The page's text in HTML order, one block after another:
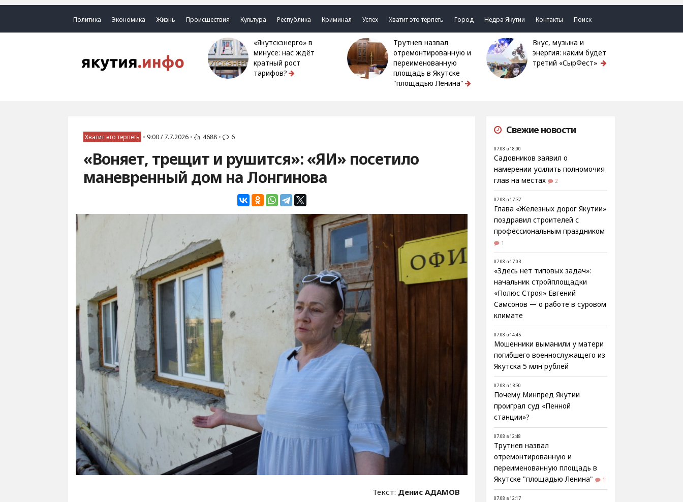
Политика Экономика Жизнь Происшествия Культура Республика Криминал Успех Хватит это терпеть Город Недра Якутии Контакты Поиск
«Якутскэнерго» в
минусе: нас ждёт
кратный рост
тарифов?
Трутнев назвал
отремонтированную и
переименованную
площадь в Якутске
"площадью Ленина"
Вкус, музыка и
энергия: каким будет
третий «СырФест»
Хватит это терпеть • 9:00 / 7.7.2026 • 4688 • 6
«Воняет, трещит и рушится»: «ЯИ» посетило
маневренный дом на Лонгинова
Текст: Денис АДАМОВ
Свежие новости
07.08 в 18:00
Садовников заявил о
намерении усилить полномочия
глав на местах
2
07.08 в 17:37
Глава «Железных дорог Якутии»
поздравил строителей с
профессиональным праздником
1
07.08 в 17:03
«Здесь нет типовых задач»:
начальник стройплощадки
«Полюс Строя» Евгений
Самсонов — о работе в суровом
климате
07.08 в 14:45
Мошенники выманили у матери
погибшего военнослужащего из
Якутска 5 млн рублей
07.08 в 13:30
Почему Минпред Якутии
проиграл суд «Пенной
станции»?
07.08 в 12:48
Трутнев назвал
отремонтированную и
переименованную площадь в
Якутске "площадью Ленина"
1
07.08 в 12:17